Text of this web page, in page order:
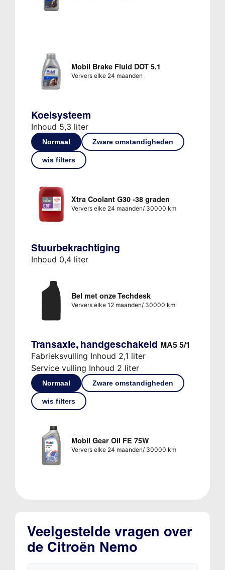
Mobil Brake Fluid DOT 5.1
Ververs elke 24 maanden
Koelsysteem
Inhoud 5,3 liter
Normaal Zware omstandigheden
wis filters
Xtra Coolant G30 -38 graden
Ververs elke 24 maanden/ 30000 km
Stuurbekrachtiging
Inhoud 0,4 liter
Bel met onze Techdesk
Ververs elke 12 maanden/ 30000 km
Transaxle, handgeschakeld MA5 5/1
Fabrieksvulling Inhoud 2,1 liter
Service vulling Inhoud 2 liter
Normaal Zware omstandigheden
wis filters
Mobil Gear Oil FE 75W
Ververs elke 24 maanden/ 30000 km
Veelgestelde vragen over
de Citroën Nemo